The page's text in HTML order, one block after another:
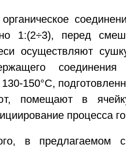
1:(2÷3), перед
осуществляют
150°С,
помещают в
процесса
в предлагаемом